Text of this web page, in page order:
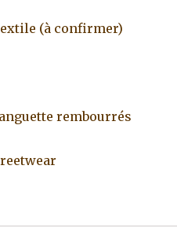
(à confirmer)
rembourrés